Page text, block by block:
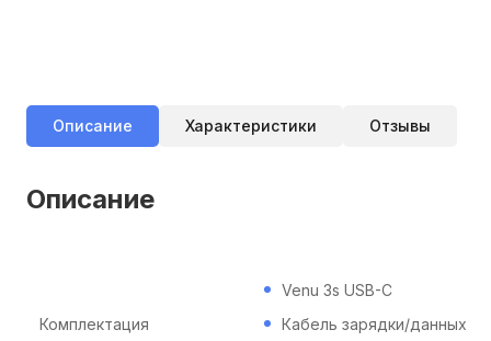
Описание Характеристики Отзывы
Описание
Комплектация
Venu 3s USB-C
Кабель зарядки/данных